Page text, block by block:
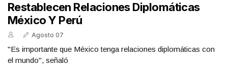
Restablecen Relaciones Diplomáticas
México Y Perú
Agosto 07
"Es importante que México tenga relaciones diplomáticas con
el mundo", señaló